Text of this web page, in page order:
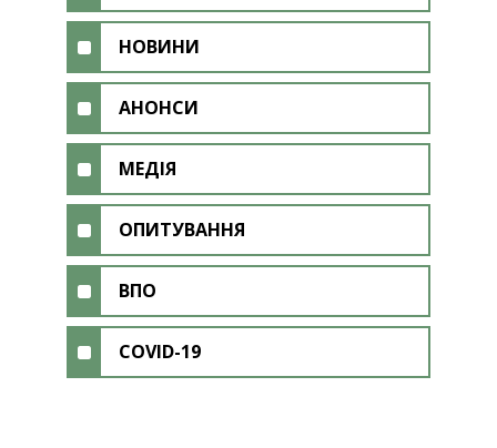
НОВИНИ
АНОНСИ
МЕДІЯ
ОПИТУВАННЯ
ВПО
COVID-19